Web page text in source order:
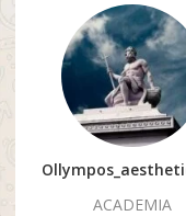
ACADEMIA